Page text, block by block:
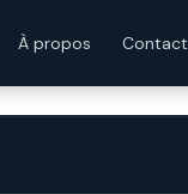
À propos Contact
Contact À propos